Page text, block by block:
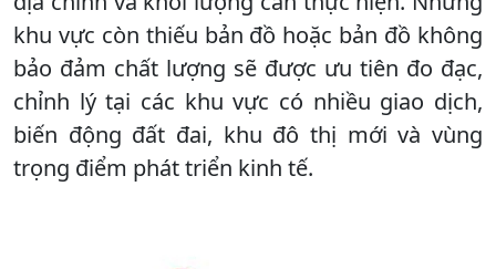
khu vực còn thiếu bản đồ hoặc bản đồ không
bảo đảm chất lượng sẽ được ưu tiên đo đạc,
chỉnh lý tại các khu vực có nhiều giao dịch,
biến động đất đai, khu đô thị mới và vùng
trọng điểm phát triển kinh tế.